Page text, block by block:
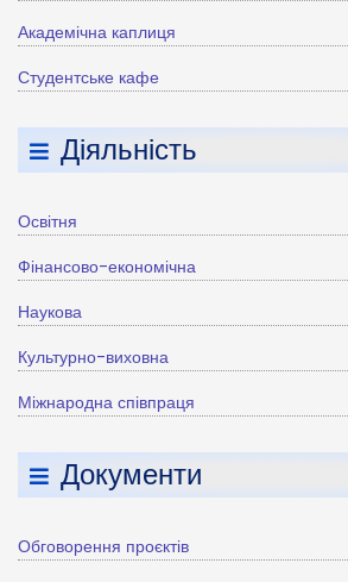
Академічна каплиця
Студентське кафе
Діяльність
Освітня
Фінансово-економічна
Наукова
Культурно-виховна
Міжнародна співпраця
Документи
Обговорення проєктів